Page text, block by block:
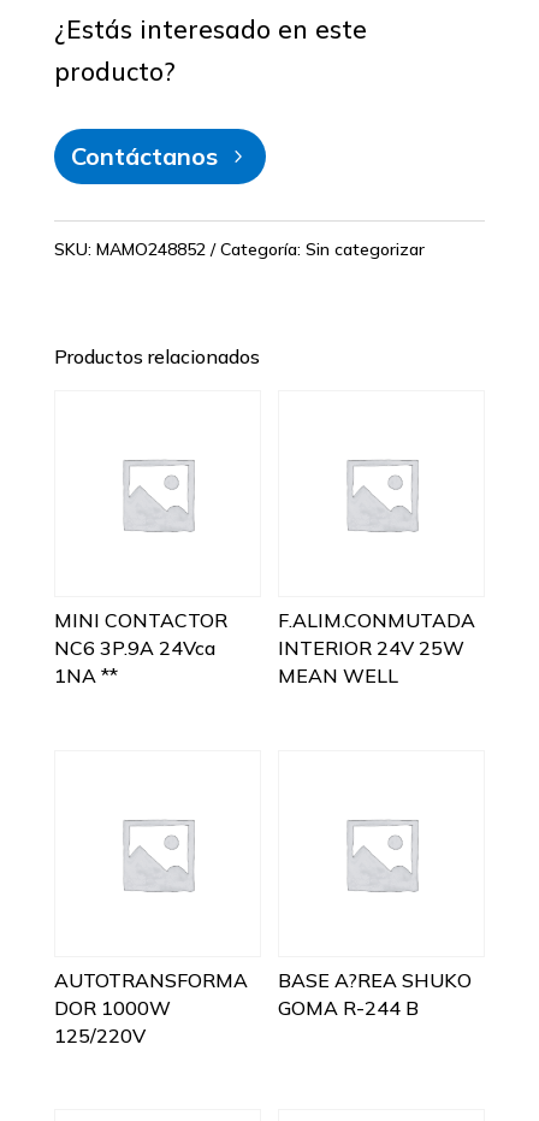
¿Estás interesado en este
producto?
Contáctanos
SKU: MAMO248852 Categoría: Sin categorizar
Productos relacionados
MINI CONTACTOR
NC6 3P.9A 24Vca
1NA **
F.ALIM.CONMUTADA
INTERIOR 24V 25W
MEAN WELL
AUTOTRANSFORMA
DOR 1000W
125/220V
BASE A?REA SHUKO
GOMA R-244 B